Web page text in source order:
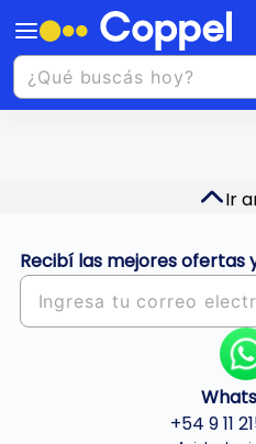
Ir
Recibí las mejores ofertas
+54 9 11